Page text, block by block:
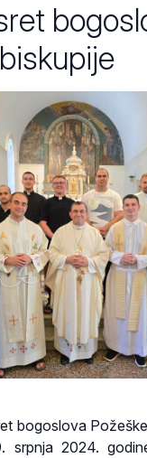
bogoslova
2024.